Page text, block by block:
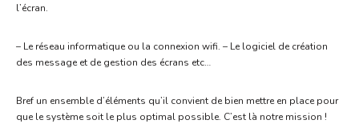
l’écran.
– Le réseau informatique ou la connexion wifi. – Le logiciel de création
des message et de gestion des écrans etc…
Bref un ensemble d’éléments qu’il convient de bien mettre en place pour
que le système soit le plus optimal possible. C’est là notre mission !